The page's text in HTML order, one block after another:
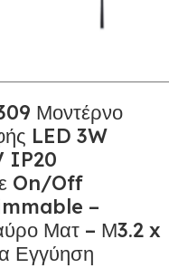
Μοντέρνο
LED 3W
IP20
On/Off
–
Ματ – Μ3.2 x
Εγγύηση